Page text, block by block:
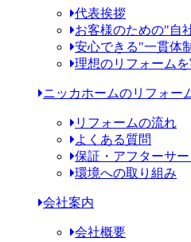
代表挨拶
お客様のための"自
安心できる"一貫体
理想のリフォーム
ニッカホームのリフォー
リフォームの流れ
よくある質問
保証・アフターサー
環境への取り組み
会社案内
会社概要